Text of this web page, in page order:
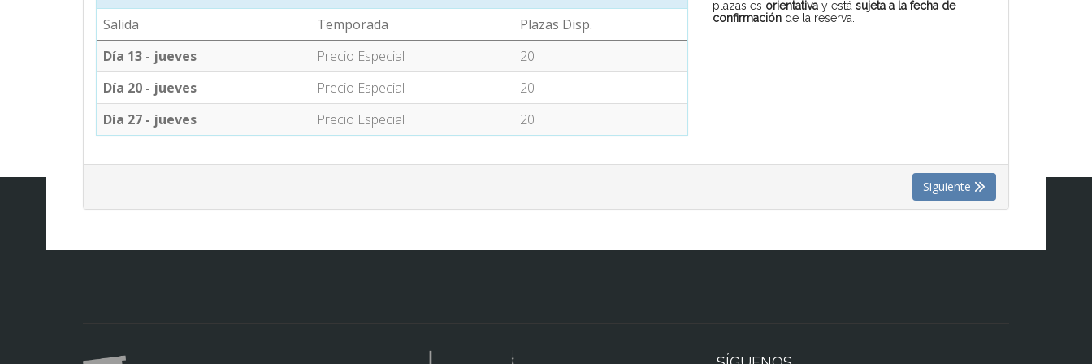
Salida
Temporada
Plazas Disp.
Día 13 - jueves
Precio Especial
20
Día 20 - jueves
Precio Especial
20
Día 27 - jueves
Precio Especial 20
plazas es orientativay está sujeta a la fecha de
confirmaciónde la reserva.
Siguiente